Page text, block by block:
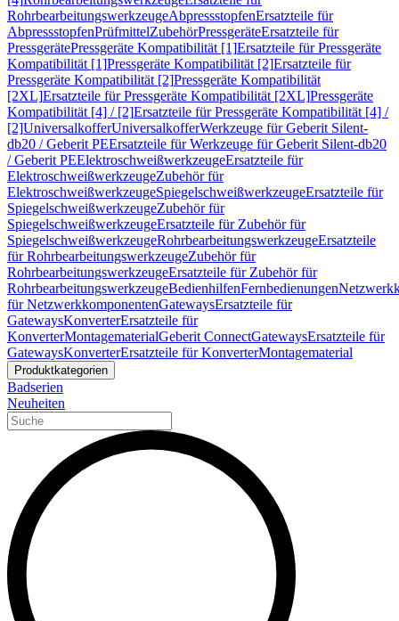
RohrbearbeitungswerkzeugeAbpressstopfenErsatzteile für
AbpressstopfenPrüfmittelZubehörPressgeräteErsatzteile für
PressgerätePressgeräte Kompatibilität [1]Ersatzteile für Pressgeräte
Kompatibilität [1]Pressgeräte Kompatibilität [2]Ersatzteile für
Pressgeräte Kompatibilität [2]Pressgeräte Kompatibilität
[2XL]Ersatzteile für Pressgeräte Kompatibilität [2XL]Pressgeräte
Kompatibilität [4] / [2]Ersatzteile für Pressgeräte Kompatibilität [4] /
[2]UniversalkofferUniversalkofferWerkzeuge für Geberit Silent-
db20 / Geberit PEErsatzteile für Werkzeuge für Geberit Silent-db20
/ Geberit PEElektroschweißwerkzeugeErsatzteile für
ElektroschweißwerkzeugeZubehör für
ElektroschweißwerkzeugeSpiegelschweißwerkzeugeErsatzteile für
SpiegelschweißwerkzeugeZubehör für
SpiegelschweißwerkzeugeErsatzteile für Zubehör für
SpiegelschweißwerkzeugeRohrbearbeitungswerkzeugeErsatzteile
für RohrbearbeitungswerkzeugeZubehör für
RohrbearbeitungswerkzeugeErsatzteile für Zubehör für
RohrbearbeitungswerkzeugeBedienhilfenFernbedienungen
für NetzwerkkomponentenGatewaysErsatzteile für
GatewaysKonverterErsatzteile für
KonverterMontagematerialGeberit ConnectGatewaysErsatzteile für
GatewaysKonverterErsatzteile für KonverterMontagematerial
Produktkategorien
Badserien
Neuheiten